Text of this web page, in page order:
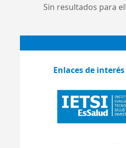
Sin resultados para
Enlaces de interés